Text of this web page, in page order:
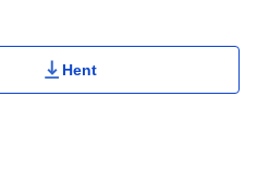
Portlet
Hent